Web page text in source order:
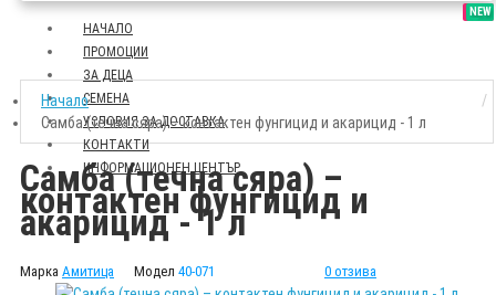
НАЧАЛО
SALE
ПРОМОЦИИ
NEW
ЗА ДЕЦА
СЕМЕНА
УСЛОВИЯ ЗА ДОСТАВКА
КОНТАКТИ
ИНФОРМАЦИОНЕН ЦЕНТЪР
Начало
Самба (течна сяра) – контактен фунгицид и акарицид - 1 л
Самба (течна сяра) –
контактен фунгицид и
акарицид - 1 л
Марка Амитица Модел 40-071 0 отзива